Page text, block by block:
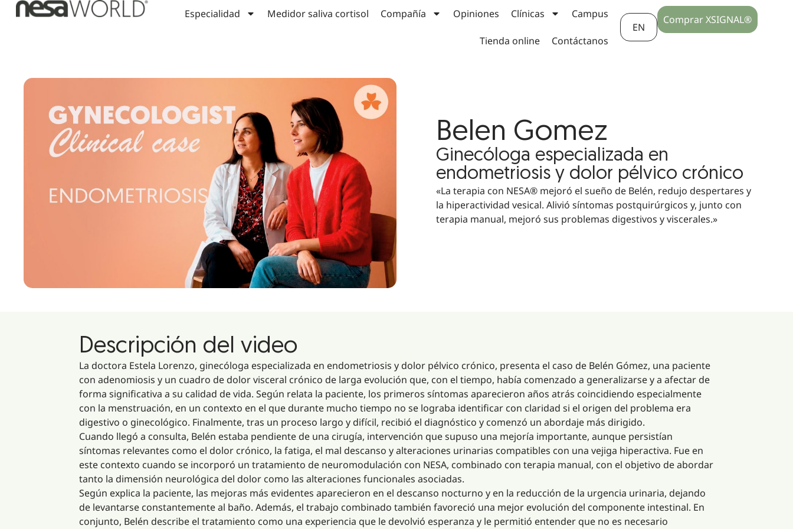
Especialidad Medidor saliva cortisol Compañía Opiniones Clínicas Campus
Tienda online Contáctanos
EN
Comprar XSIGNAL®
Belen Gomez
Ginecóloga especializada en
endometriosis y dolor pélvico crónico
«La terapia con NESA® mejoró el sueño de Belén, redujo despertares y
la hiperactividad vesical. Alivió síntomas postquirúrgicos y, junto con
terapia manual, mejoró sus problemas digestivos y viscerales.»
Descripción del video
La doctora Estela Lorenzo, ginecóloga especializada en endometriosis y dolor pélvico crónico, presenta el caso de Belén Gómez, una paciente
con adenomiosis y un cuadro de dolor visceral crónico de larga evolución que, con el tiempo, había comenzado a generalizarse y a afectar de
forma significativa a su calidad de vida. Según relata la paciente, los primeros síntomas aparecieron años atrás coincidiendo especialmente
con la menstruación, en un contexto en el que durante mucho tiempo no se lograba identificar con claridad si el origen del problema era
digestivo o ginecológico. Finalmente, tras un proceso largo y difícil, recibió el diagnóstico y comenzó un abordaje más dirigido.
Cuando llegó a consulta, Belén estaba pendiente de una cirugía, intervención que supuso una mejoría importante, aunque persistían
síntomas relevantes como el dolor crónico, la fatiga, el mal descanso y alteraciones urinarias compatibles con una vejiga hiperactiva. Fue en
este contexto cuando se incorporó un tratamiento de neuromodulación con NESA, combinado con terapia manual, con el objetivo de abordar
tanto la dimensión neurológica del dolor como las alteraciones funcionales asociadas.
Según explica la paciente, las mejoras más evidentes aparecieron en el descanso nocturno y en la reducción de la urgencia urinaria, dejando
de levantarse constantemente al baño. Además, el trabajo combinado también favoreció una mejor evolución del componente intestinal. En
conjunto, Belén describe el tratamiento como una experiencia que le devolvió esperanza y le permitió entender que no es necesario